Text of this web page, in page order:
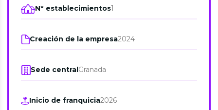
Nº establecimientos1
Creación de la empresa2024
Sede centralGranada
Inicio de franquicia2026